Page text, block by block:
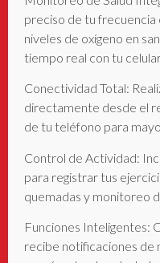
preciso de tu
niveles de oxígeno en
tiempo real con tu
Conectividad Total:
directamente desde el
de tu teléfono para
Control de Actividad:
para registrar tus
quemadas y monitoreo
Funciones Inteligentes:
recibe notificaciones de